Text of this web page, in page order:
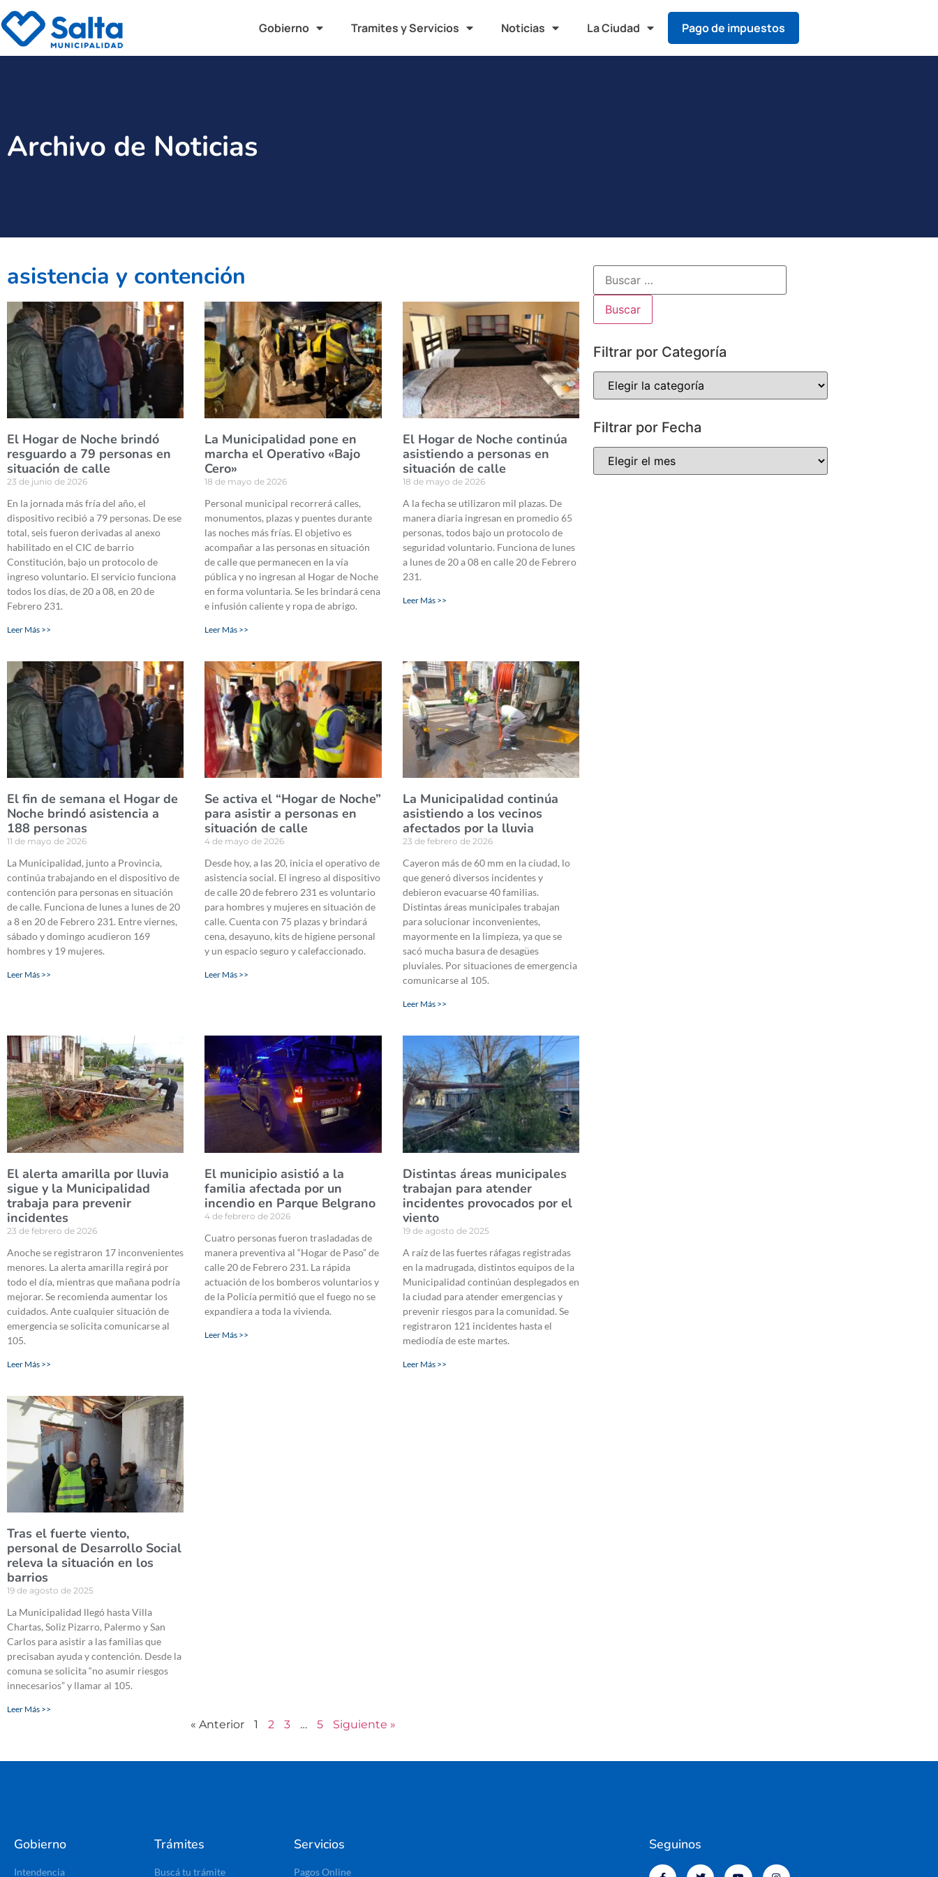
Gobierno Tramites y Servicios Noticias La Ciudad Pago de impuestos
Archivo de Noticias
asistencia y contención
El Hogar de Noche brindó
resguardo a 79 personas en
situación de calle
23 de junio de 2026
En la jornada más fría del año, el
dispositivo recibió a 79 personas. De ese
total, seis fueron derivadas al anexo
habilitado en el CIC de barrio
Constitución, bajo un protocolo de
ingreso voluntario. El servicio funciona
todos los días, de 20 a 08, en 20 de
Febrero 231.
Leer Más >>
La Municipalidad pone en
marcha el Operativo «Bajo
Cero»
18 de mayo de 2026
Personal municipal recorrerá calles,
monumentos, plazas y puentes durante
las noches más frías. El objetivo es
acompañar a las personas en situación
de calle que permanecen en la vía
pública y no ingresan al Hogar de Noche
en forma voluntaria. Se les brindará cena
e infusión caliente y ropa de abrigo.
Leer Más >>
El Hogar de Noche continúa
asistiendo a personas en
situación de calle
18 de mayo de 2026
A la fecha se utilizaron mil plazas. De
manera diaria ingresan en promedio 65
personas, todos bajo un protocolo de
seguridad voluntario. Funciona de lunes
a lunes de 20 a 08 en calle 20 de Febrero
231.
Leer Más >>
El fin de semana el Hogar de
Noche brindó asistencia a
188 personas
11 de mayo de 2026
La Municipalidad, junto a Provincia,
continúa trabajando en el dispositivo de
contención para personas en situación
de calle. Funciona de lunes a lunes de 20
a 8 en 20 de Febrero 231. Entre viernes,
sábado y domingo acudieron 169
hombres y 19 mujeres.
Leer Más >>
Se activa el “Hogar de Noche”
para asistir a personas en
situación de calle
4 de mayo de 2026
Desde hoy, a las 20, inicia el operativo de
asistencia social. El ingreso al dispositivo
de calle 20 de febrero 231 es voluntario
para hombres y mujeres en situación de
calle. Cuenta con 75 plazas y brindará
cena, desayuno, kits de higiene personal
y un espacio seguro y calefaccionado.
Leer Más >>
La Municipalidad continúa
asistiendo a los vecinos
afectados por la lluvia
23 de febrero de 2026
Cayeron más de 60 mm en la ciudad, lo
que generó diversos incidentes y
debieron evacuarse 40 familias.
Distintas áreas municipales trabajan
para solucionar inconvenientes,
mayormente en la limpieza, ya que se
sacó mucha basura de desagües
pluviales. Por situaciones de emergencia
comunicarse al 105.
Leer Más >>
El alerta amarilla por lluvia
sigue y la Municipalidad
trabaja para prevenir
incidentes
23 de febrero de 2026
Anoche se registraron 17 inconvenientes
menores. La alerta amarilla regirá por
todo el día, mientras que mañana podría
mejorar. Se recomienda aumentar los
cuidados. Ante cualquier situación de
emergencia se solicita comunicarse al
105.
Leer Más >>
El municipio asistió a la
familia afectada por un
incendio en Parque Belgrano
4 de febrero de 2026
Cuatro personas fueron trasladadas de
manera preventiva al “Hogar de Paso” de
calle 20 de Febrero 231. La rápida
actuación de los bomberos voluntarios y
de la Policía permitió que el fuego no se
expandiera a toda la vivienda.
Leer Más >>
Distintas áreas municipales
trabajan para atender
incidentes provocados por el
viento
19 de agosto de 2025
A raíz de las fuertes ráfagas registradas
en la madrugada, distintos equipos de la
Municipalidad continúan desplegados en
la ciudad para atender emergencias y
prevenir riesgos para la comunidad. Se
registraron 121 incidentes hasta el
mediodía de este martes.
Leer Más >>
Tras el fuerte viento,
personal de Desarrollo Social
releva la situación en los
barrios
19 de agosto de 2025
La Municipalidad llegó hasta Villa
Chartas, Soliz Pizarro, Palermo y San
Carlos para asistir a las familias que
precisaban ayuda y contención. Desde la
comuna se solicita “no asumir riesgos
innecesarios” y llamar al 105.
Leer Más >>
« Anterior 1 2 3 … 5 Siguiente »
Filtrar por Categoría
Filtrar por Fecha
Gobierno
Intendencia
Trámites
Buscá tu trámite
Servicios
Pagos Online
Seguinos